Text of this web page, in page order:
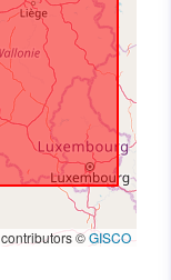
contributors ©GISCO